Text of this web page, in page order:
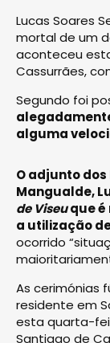
Lucas Soares
mortal de um
aconteceu
Cassurrães,
Segundo foi
alguma
O adjunto
Mangualde,
de Viseuque é
a utilização
ocorrido
As cerimónias
residente em
esta quarta-
Santiago de